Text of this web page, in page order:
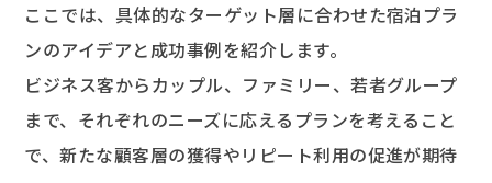
ここでは、具体的なターゲット層に合わせた宿泊プラ
ンのアイデアと成功事例を紹介します。
ビジネス客からカップル、ファミリー、若者グループ
まで、それぞれのニーズに応えるプランを考えること
で、新たな顧客層の獲得やリピート利用の促進が期待